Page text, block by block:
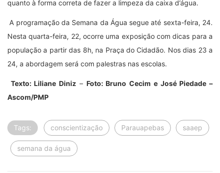
quanto à forma correta de fazer a limpeza da caixa d’água.
A programação da Semana da Água segue até sexta-feira, 24.
Nesta quarta-feira, 22, ocorre uma exposição com dicas para a
população a partir das 8h, na Praça do Cidadão. Nos dias 23 a
24, a abordagem será com palestras nas escolas.
Texto: Liliane Diniz – Foto: Bruno Cecim e José Piedade –
Ascom/PMP
Tags: conscientização Parauapebas saaep
semana da água